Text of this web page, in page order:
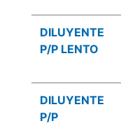
DILUYENTE
P/P LENTO
DILUYENTE
P/P